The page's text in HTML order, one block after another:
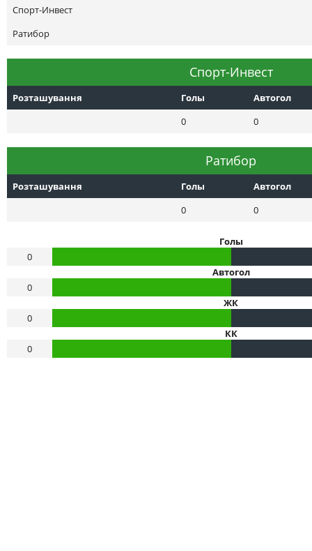
Спорт-Инвест
Ратибор
Спорт-Инвест
Розташування Голы
Автогол
0
0
Ратибор
Розташування Голы
Автогол
0
0
Голы
0
Автогол
0
ЖК
0
КК
0